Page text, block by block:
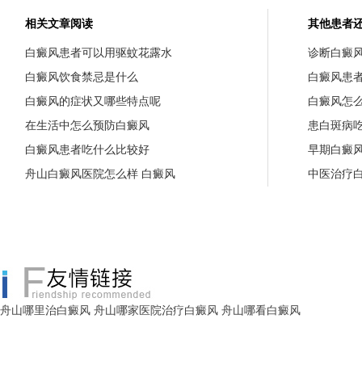
相关文章阅读
白癜风患者可以用驱蚊花露水
白癜风饮食禁忌是什么
白癜风的症状又哪些特点呢
在生活中怎么预防白癜风
白癜风患者吃什么比较好
舟山白癜风医院怎么样 白癜风
其他患者
诊断白癜
白癜风患
白癜风怎
患白斑病
早期白癜
中医治疗
舟山哪里治白癜风 舟山哪家医院治疗白癜风 舟山哪看白癜风